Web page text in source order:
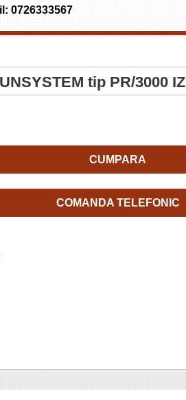
0726333567
tip PR/3000 IZ
CUMPARA
COMANDA TELEFONIC